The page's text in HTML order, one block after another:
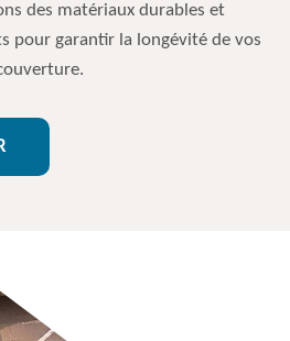
des matériaux durables et
pour garantir la longévité de vos